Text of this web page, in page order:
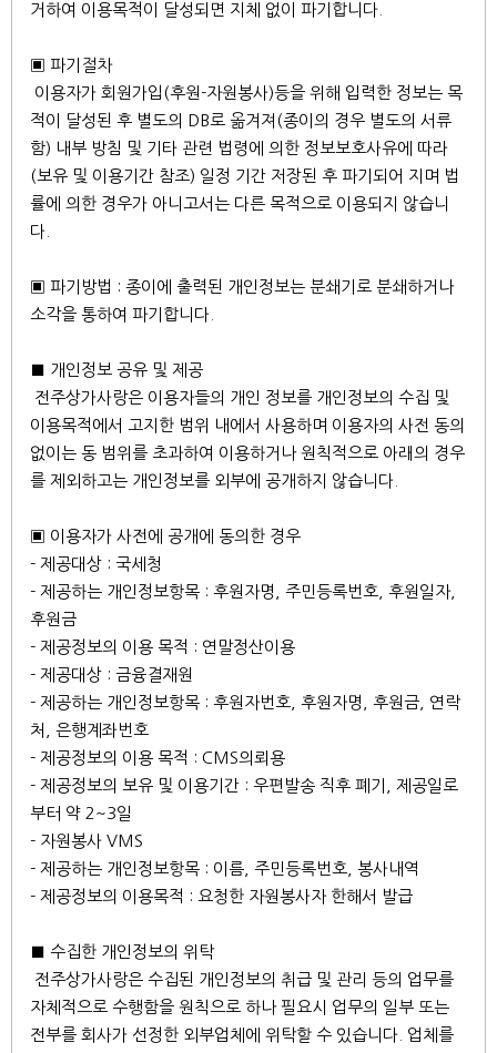
거하여 이용목적이 달성되면 지체 없이 파기합니다.
▣ 파기절차
이용자가 회원가입(후원-자원봉사)등을 위해 입력한 정보는 목
적이 달성된 후 별도의 DB로 옮겨져(종이의 경우 별도의 서류
함) 내부 방침 및 기타 관련 법령에 의한 정보보호사유에 따라
(보유 및 이용기간 참조) 일정 기간 저장된 후 파기되어 지며 법
률에 의한 경우가 아니고서는 다른 목적으로 이용되지 않습니
다.
▣ 파기방법 : 종이에 출력된 개인정보는 분쇄기로 분쇄하거나
소각을 통하여 파기합니다.
■ 개인정보 공유 및 제공
전주상가사랑은 이용자들의 개인 정보를 개인정보의 수집 및
이용목적에서 고지한 범위 내에서 사용하며 이용자의 사전 동의
없이는 동 범위를 초과하여 이용하거나 원칙적으로 아래의 경우
를 제외하고는 개인정보를 외부에 공개하지 않습니다.
▣ 이용자가 사전에 공개에 동의한 경우
- 제공대상 : 국세청
- 제공하는 개인정보항목 : 후원자명, 주민등록번호, 후원일자,
후원금
- 제공정보의 이용 목적 : 연말정산이용
- 제공대상 : 금융결재원
- 제공하는 개인정보항목 : 후원자번호, 후원자명, 후원금, 연락
처, 은행계좌번호
- 제공정보의 이용 목적 : CMS의뢰용
- 제공정보의 보유 및 이용기간 : 우편발송 직후 폐기, 제공일로
부터 약 2~3일
- 자원봉사 VMS
- 제공하는 개인정보항목 : 이름, 주민등록번호, 봉사내역
- 제공정보의 이용목적 : 요청한 자원봉사자 한해서 발급
■ 수집한 개인정보의 위탁
전주상가사랑은 수집된 개인정보의 취급 및 관리 등의 업무를
자체적으로 수행함을 원칙으로 하나 필요시 업무의 일부 또는
전부를 회사가 선정한 외부업체에 위탁할 수 있습니다. 업체를